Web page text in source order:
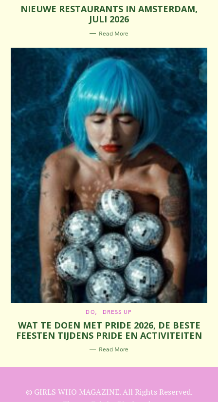
T
E
G
O
R
I
S
NIEUWE RESTAURANTS IN AMSTERDAM,
JULI 2026
Read More
C
T
E
G
O
R
I
DO DRESS UP
WAT TE DOEN MET PRIDE 2026, DE BESTE
FEESTEN TIJDENS PRIDE EN ACTIVITEITEN
Read More
© GIRLS WHO MAGAZINE. All Rights Reserved.